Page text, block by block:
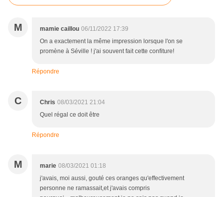
M mamie caillou 06/11/2022 17:39
On a exactement la même impression lorsque l'on se
promène à Séville ! j'ai souvent fait cette confiture!
Répondre
C Chris 08/03/2021 21:04
Quel régal ce doit être
Répondre
M marie 08/03/2021 01:18
j'avais, moi aussi, gouté ces oranges qu'effectivement
personne ne ramassait,et j'avais compris